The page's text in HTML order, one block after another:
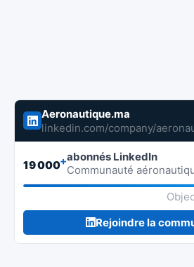
Aeronautique.ma
linkedin.com/company/
19 000+abonnés LinkedIn
Communauté
Rejoindre la